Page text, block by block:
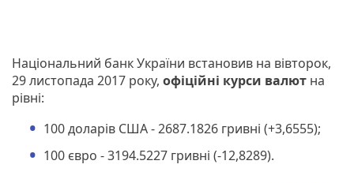
Національний банк України встановив на вівторок,
29 листопада 2017 року, офіційні курси валют на
рівні:
100 доларів США - 2687.1826 гривні (+3,6555);
100 євро - 3194.5227 гривні (-12,8289).